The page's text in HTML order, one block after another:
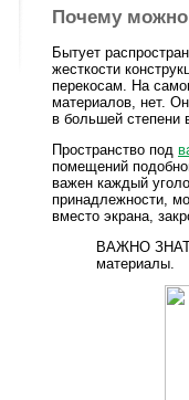
Почему можно
Бытует
жесткости
перекосам. На
материалов, нет.
в большей степени
Пространство под
помещений
важен каждый
принадлежности,
вместо экрана,
ВАЖНО
материалы.